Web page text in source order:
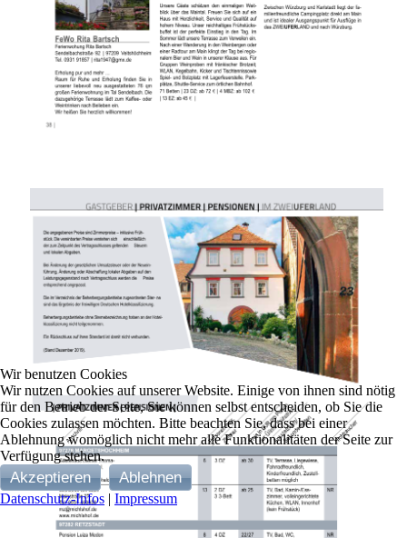
Wir benutzen Cookies
Wir nutzen Cookies auf unserer Website. Einige von ihnen sind nötig
für den Betrieb der Seite, Sie können selbst entscheiden, ob Sie die
Cookies zulassen möchten. Bitte beachten Sie, dass bei einer
Ablehnung womöglich nicht mehr alle Funktionalitäten der Seite zur
Verfügung stehen.
Akzeptieren Ablehnen
Datenschutz-Infos | Impressum